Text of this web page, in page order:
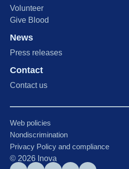
Volunteer
Give Blood
News
Press releases
Contact
Contact us
Web policies
Nondiscrimination
Privacy Policy and compliance
© 2026 Inova